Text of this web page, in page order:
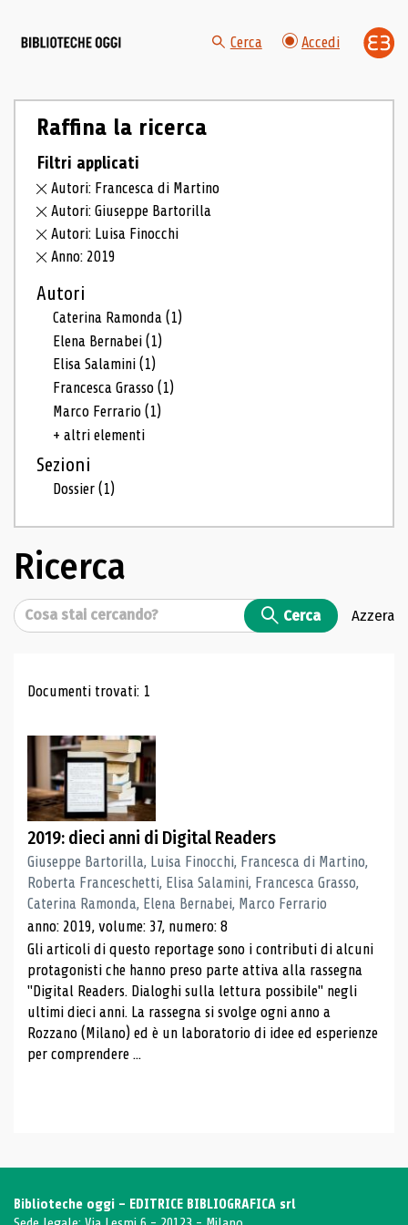
Cerca Accedi
Raffina la ricerca
Filtri applicati
Autori: Francesca di Martino
Autori: Giuseppe Bartorilla
Autori: Luisa Finocchi
Anno: 2019
Autori
Caterina Ramonda(1)
Elena Bernabei(1)
Elisa Salamini(1)
Francesca Grasso(1)
Marco Ferrario(1)
+ altri elementi
Sezioni
Dossier(1)
Ricerca
Cerca Cerca Azzera
Risultati di ricerca
Documenti trovati: 1
2019: dieci anni di Digital Readers
Giuseppe Bartorilla, Luisa Finocchi, Francesca di Martino,
Roberta Franceschetti, Elisa Salamini, Francesca Grasso,
Caterina Ramonda, Elena Bernabei, Marco Ferrario
anno: 2019, volume: 37, numero: 8
Gli articoli di questo reportage sono i contributi di alcuni
protagonisti che hanno preso parte attiva alla rassegna
"Digital Readers. Dialoghi sulla lettura possibile" negli
ultimi dieci anni. La rassegna si svolge ogni anno a
Rozzano (Milano) ed è un laboratorio di idee ed esperienze
per comprendere ...
Biblioteche oggi - EDITRICE BIBLIOGRAFICA srl